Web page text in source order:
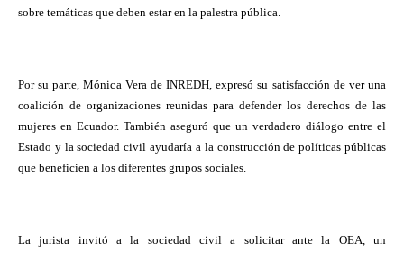
sobre temáticas que deben estar en la palestra pública.
Por su parte, Mónica Vera de INREDH, expresó su satisfacción de ver una
coalición de organizaciones reunidas para defender los derechos de las
mujeres en Ecuador. También aseguró que un verdadero diálogo entre el
Estado y la sociedad civil ayudaría a la construcción de políticas públicas
que beneficien a los diferentes grupos sociales.
La jurista invitó a la sociedad civil a solicitar ante la OEA, un